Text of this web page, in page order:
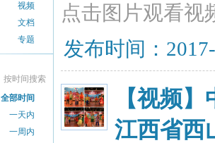
视频
文档
专题
按时间搜索
全部时间
一天内
一周内
点击图片观看视
发布时间：
【视频
江西省西